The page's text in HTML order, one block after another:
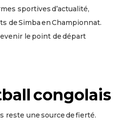
sportives d’actualité,
de Simba en Championnat.
le point de départ
congolais
reste une source de fierté.